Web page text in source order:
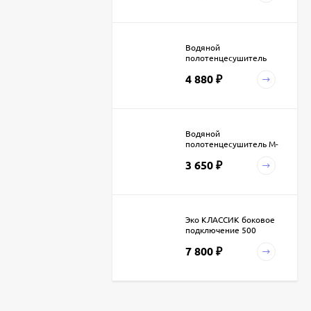
Водяной
полотенцесушитель
полками
4 880 ₽
Водяной
полотенцесушитель М-
3 650 ₽
Эко КЛАССИК боковое
подключение 500
7 800 ₽